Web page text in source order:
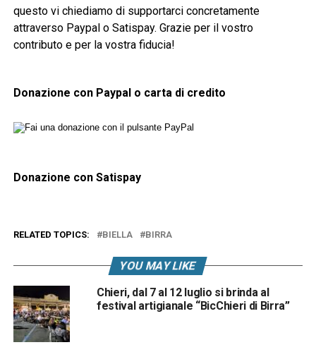
questo vi chiediamo di supportarci concretamente
attraverso Paypal o Satispay. Grazie per il vostro
contributo e per la vostra fiducia!
Donazione con Paypal o carta di credito
Donazione con Satispay
RELATED TOPICS: BIELLA BIRRA
YOU MAY LIKE
Chieri, dal 7 al 12 luglio si brinda al
festival artigianale “BicChieri di Birra”